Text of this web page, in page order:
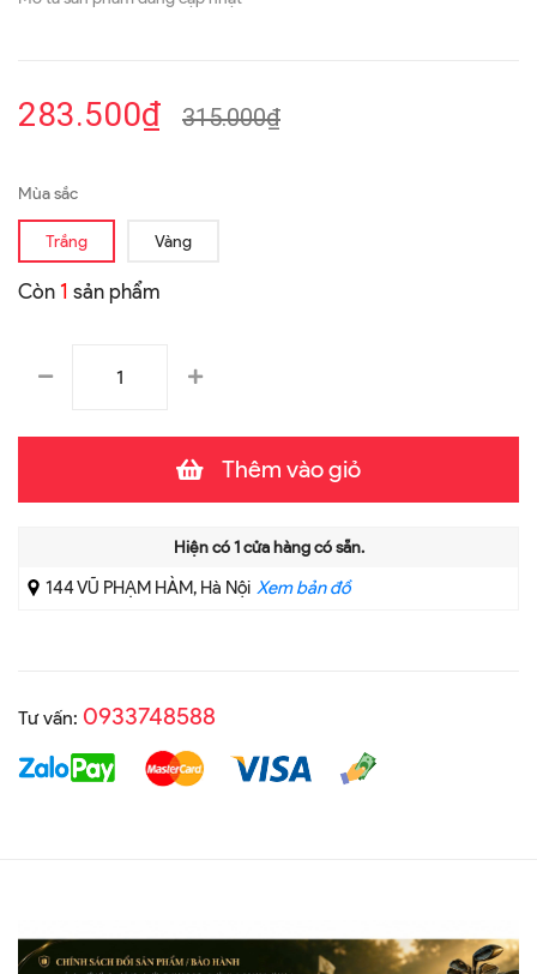
283.500₫ 315.000₫
Mùa sắc
Trắng Vàng
Còn 1 sản phẩm
Thêm vào giỏ
Hiện có1cửa hàng có sẵn.
144 VŨ PHẠM HÀM, Hà Nội Xem bản đồ
Tư vấn: 0933748588